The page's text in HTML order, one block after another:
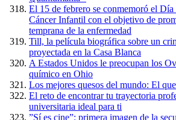
El 15 de febrero se conmemoró el
Cáncer Infantil con el objetivo de
temprana de la enfermedad
Till, la película biográfica sobre un
proyectada en la Casa Blanca
A Estados Unidos le preocupan los
químico en Ohio
Los mejores quesos del mundo: El
El reto de encontrar tu trayectoria
universitaria ideal para ti
”Sí es cine”: primera imagen de la